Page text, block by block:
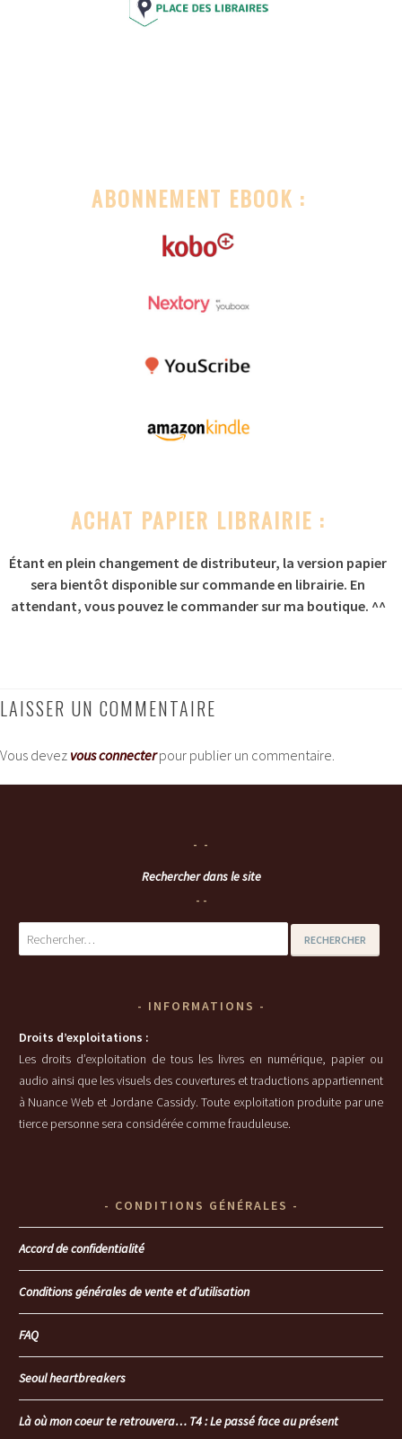
ABONNEMENT EBOOK :
ACHAT PAPIER LIBRAIRIE :
Étant en plein changement de distributeur, la version papier
sera bientôt disponible sur commande en librairie. En
attendant, vous pouvez le commander sur ma boutique. ^^
LAISSER UN COMMENTAIRE
Vous devez vous connecterpour publier un commentaire.
Rechercher dans le site
Rechercher :
INFORMATIONS
Droits d’exploitations :
Les droits d’exploitation de tous les livres en numérique, papier ou
audio ainsi que les visuels des couvertures et traductions appartiennent
à Nuance Web et Jordane Cassidy. Toute exploitation produite par une
tierce personne sera considérée comme frauduleuse.
CONDITIONS GÉNÉRALES
Accord de confidentialité
Conditions générales de vente et d’utilisation
FAQ
Seoul heartbreakers
Là où mon coeur te retrouvera… T4 : Le passé face au présent